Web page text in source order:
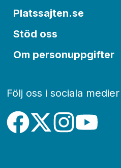
Platssajten.se
Stöd oss
Om personuppgifter
Följ oss i sociala medier